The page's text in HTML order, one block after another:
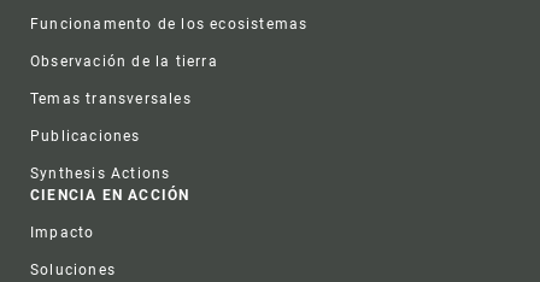
Funcionamento de los ecosistemas
Observación de la tierra
Temas transversales
Publicaciones
Synthesis Actions
CIENCIA EN ACCIÓN
Impacto
Soluciones